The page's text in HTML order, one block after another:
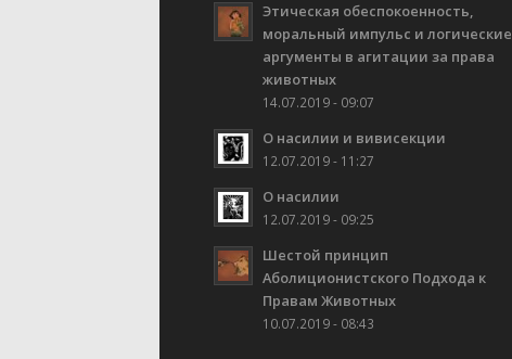
Этическая обеспокоенность,
моральный импульс и логические
аргументы в агитации за права
животных
14.07.2019 - 09:07
О насилии и вивисекции
12.07.2019 - 11:27
О насилии
12.07.2019 - 09:25
Шестой принцип
Аболиционистского Подхода к
Правам Животных
10.07.2019 - 08:43